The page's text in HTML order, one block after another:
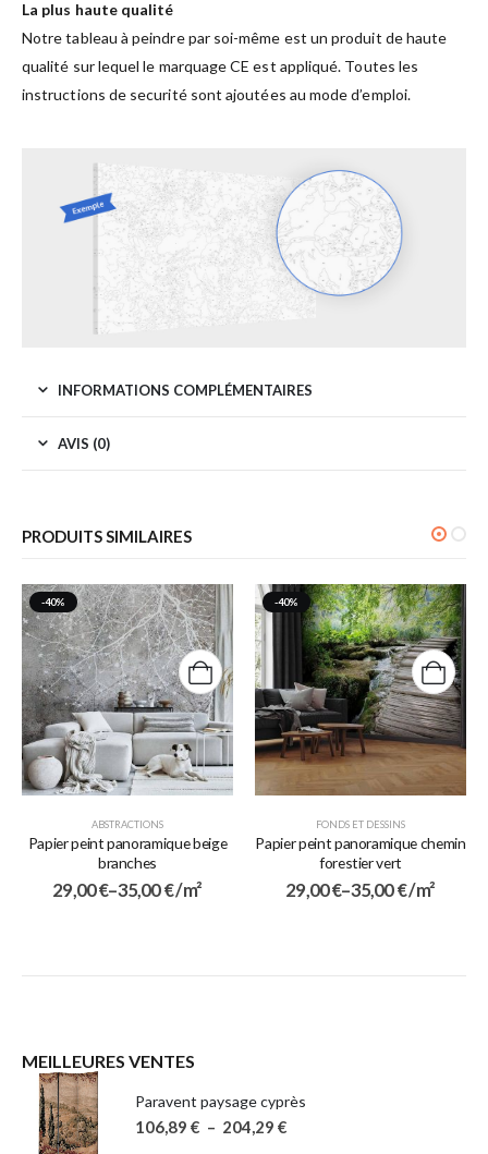
La plus haute qualité
Notre tableau à peindre par soi-même est un produit de haute
qualité sur lequel le marquage CE est appliqué. Toutes les
instructions de securité sont ajoutées au mode d’emploi.
INFORMATIONS COMPLÉMENTAIRES
AVIS (0)
PRODUITS SIMILAIRES
-40%
ABSTRACTIONS
Papier peint panoramique beige
branches
29,00€–35,00€/ m²
-40%
FONDS ET DESSINS
Papier peint panoramique chemin
forestier vert
29,00€–35,00€/ m²
MEILLEURES VENTES
Paravent paysage cyprès
106,89 € – 204,29 €